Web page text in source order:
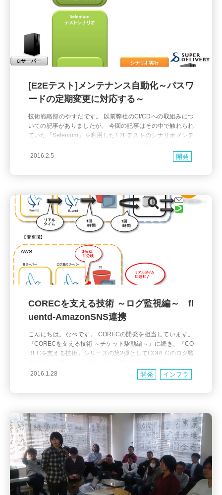
[E2Eテスト]メンテナンス自動化～パスワ
ードの定期変更に対応する～
技術戦略部のやすだです。 以前弊社のCI/CDへの取組みにつ
いての記事がありましたが、 今回の記事はその中で触れられ
ていた「Selenium」を利用したE2Eテストのシナリオメンテ
Eテストを行っています。 その中で、ログイン後の機能に
ついて確認するシナリオがあり、ログインに利用するテスト
2016.2.5 開発
CORECを支える技術 ～ログ監視編～ fl
uentd-AmazonSNS連携
こんにちは。なべです。 CORECの開発を担当しています。
『CORECを支える技術 ～チケット駆動編～』に続き、『CO
RECを支える技術』シリーズの第2弾としてCORECのログ監
初、CORECのログ監視はログ集約にくっつける形で始まりま
した。 ログ集約はログファイルを一定時間ごとにバックアッ
2016.1.28 開発 インフラ